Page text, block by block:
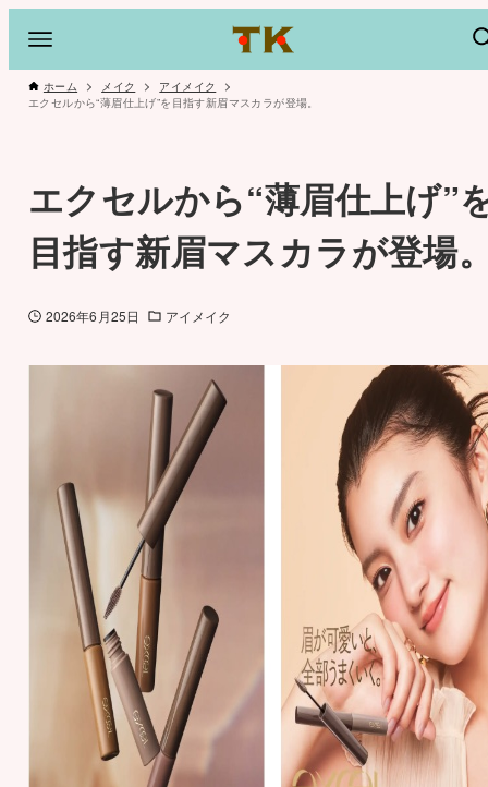
ホーム メイク
アイメイク
エクセルから“薄眉仕上げ”を目指す新眉マスカラが登場。
エクセルから“薄眉仕上げ”
目指す新眉マスカラが登場
2026年6月25日 アイメイク